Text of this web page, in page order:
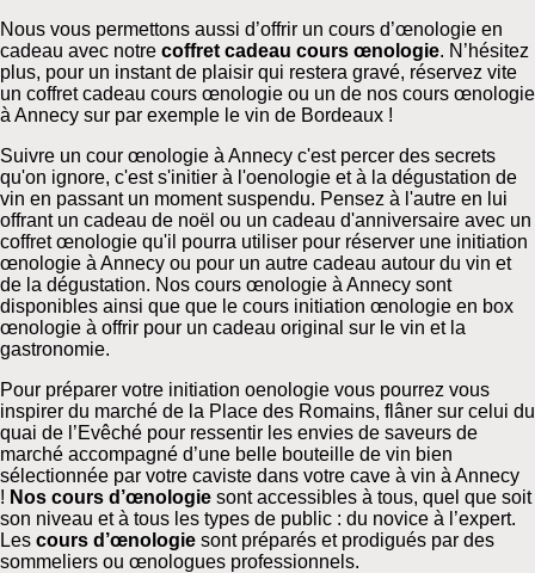
Nous vous permettons aussi d’offrir un cours d’œnologie en
cadeau avec notre coffret cadeau cours œnologie. N’hésitez
plus, pour un instant de plaisir qui restera gravé, réservez vite
un coffret cadeau cours œnologie ou un de nos cours œnologie
à Annecy sur par exemple le vin de Bordeaux !
Suivre un cour œnologie à Annecy c'est percer des secrets
qu'on ignore, c'est s'initier à l'oenologie et à la dégustation de
vin en passant un moment suspendu. Pensez à l'autre en lui
offrant un cadeau de noël ou un cadeau d'anniversaire avec un
coffret œnologie qu'il pourra utiliser pour réserver une initiation
œnologie à Annecy ou pour un autre cadeau autour du vin et
de la dégustation. Nos cours œnologie à Annecy sont
disponibles ainsi que que le cours initiation œnologie en box
œnologie à offrir pour un cadeau original sur le vin et la
gastronomie.
Pour préparer votre initiation oenologie vous pourrez vous
inspirer du marché de la Place des Romains, flâner sur celui du
quai de l’Evêché pour ressentir les envies de saveurs de
marché accompagné d’une belle bouteille de vin bien
sélectionnée par votre caviste dans votre cave à vin à Annecy
! Nos cours d’œnologie sont accessibles à tous, quel que soit
son niveau et à tous les types de public : du novice à l’expert.
Les cours d’œnologie sont préparés et prodigués par des
sommeliers ou œnologues professionnels.